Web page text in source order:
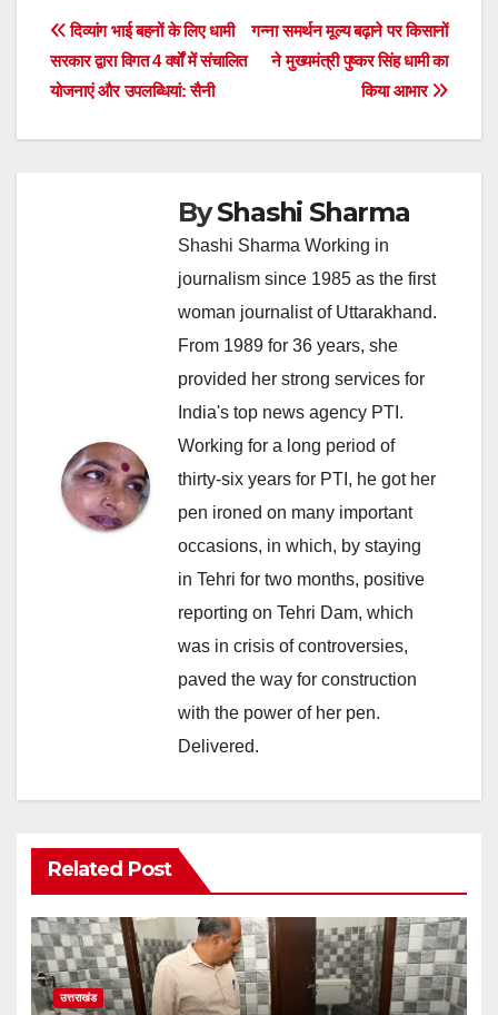
Post
navigation
गन्ना समर्थन मूल्य बढ़ाने पर किसानों
ने मुख्यमंत्री पुष्कर सिंह धामी का
किया आभार
दिव्यांग भाई बहनों के लिए धामी
सरकार द्वारा विगत 4 वर्षों में संचालित
योजनाएं और उपलब्धियां: सैनी
ByShashi Sharma
Shashi Sharma Working in
journalism since 1985 as the first
woman journalist of Uttarakhand.
From 1989 for 36 years, she
provided her strong services for
India's top news agency PTI.
Working for a long period of
thirty-six years for PTI, he got her
pen ironed on many important
occasions, in which, by staying
in Tehri for two months, positive
reporting on Tehri Dam, which
was in crisis of controversies,
paved the way for construction
with the power of her pen.
Delivered.
Related Post
उत्तराखंड